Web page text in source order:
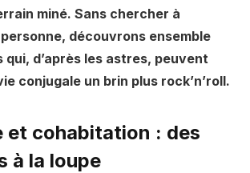
miné. Sans chercher à
découvrons ensemble
qui, d’après les astres, peuvent
conjugale un brin plus rock’n’roll.
et cohabitation : des
à la loupe